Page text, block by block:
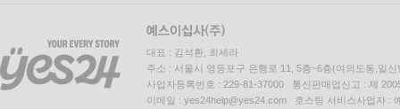
대표 : 김석환, 최세라
주소 : 서울시 영등포구 은행로 11, 5층~6층(여의도동,일신
사업자등록번호 : 229-81-37000 통신판매업신고 : 제
이메일 : yes24help@yes24.com 호스팅 서비스사업자 :